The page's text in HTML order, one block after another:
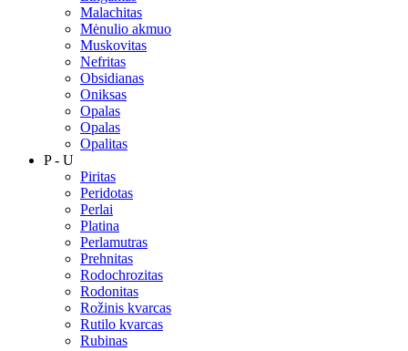
Malachitas
Mėnulio akmuo
Muskovitas
Nefritas
Obsidianas
Oniksas
Opalas
Opalas
Opalitas
P - U
Piritas
Peridotas
Perlai
Platina
Perlamutras
Prehnitas
Rodochrozitas
Rodonitas
Rožinis kvarcas
Rutilo kvarcas
Rubinas